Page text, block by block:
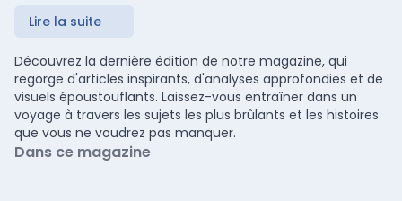
Lire la suite
Découvrez la dernière édition de notre magazine, qui
regorge d'articles inspirants, d'analyses approfondies et de
visuels époustouflants. Laissez-vous entraîner dans un
voyage à travers les sujets les plus brûlants et les histoires
que vous ne voudrez pas manquer.
Dans ce magazine